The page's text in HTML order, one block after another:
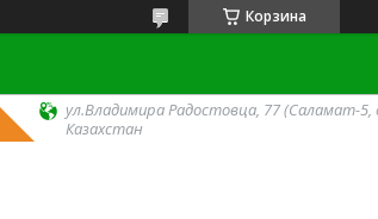
Корзина
ул.Владимира Радостовца, 77 (Саламат-
Казахстан